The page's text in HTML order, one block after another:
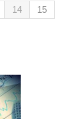
14 15